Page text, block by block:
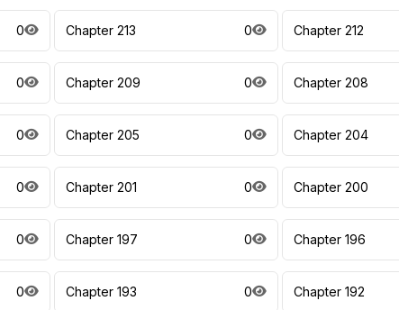
0 Chapter 213 0 Chapter 212
0 Chapter 209 0 Chapter 208
0 Chapter 205 0 Chapter 204
0 Chapter 201 0 Chapter 200
0 Chapter 197 0 Chapter 196
0 Chapter 193 0 Chapter 192